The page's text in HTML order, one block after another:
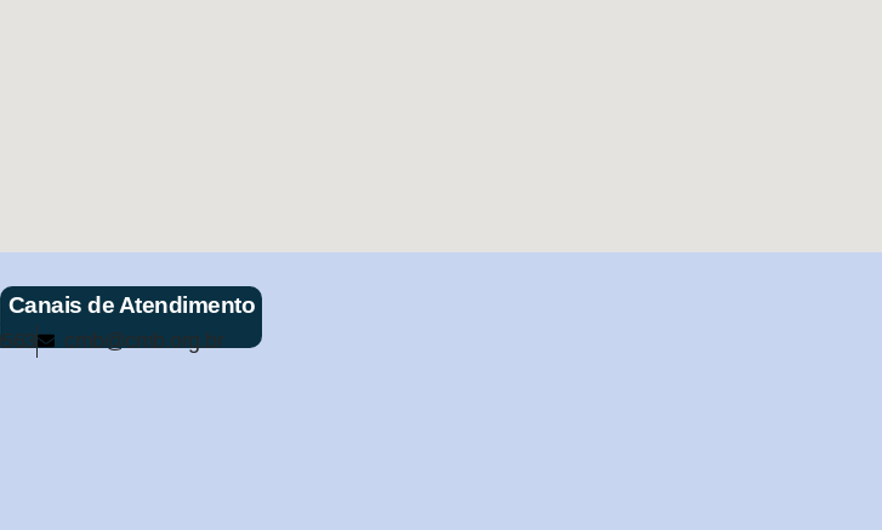
Canais de Atendimento
cmb@cmb.org.br